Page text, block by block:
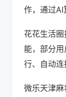
作，通过AI
花花生活圈
能，部分
行、自动连
微乐天津